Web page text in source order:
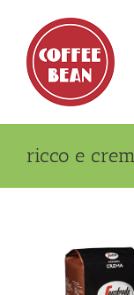
content
ricco e